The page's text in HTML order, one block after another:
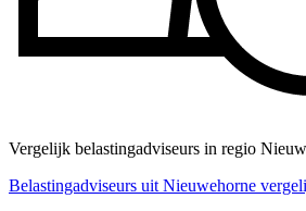
Vergelijk belastingadviseurs in regio
Belastingadviseurs uit Nieuwehorne